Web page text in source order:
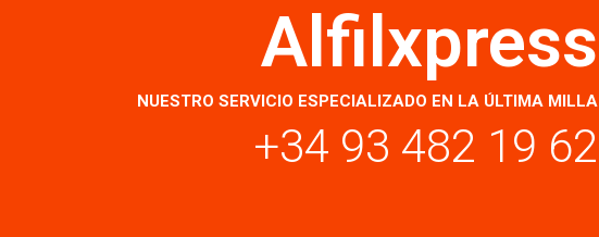
Alfilxpress
NUESTRO SERVICIO ESPECIALIZADO EN LA ÚLTIMA MILLA
+34 93 482 19 62